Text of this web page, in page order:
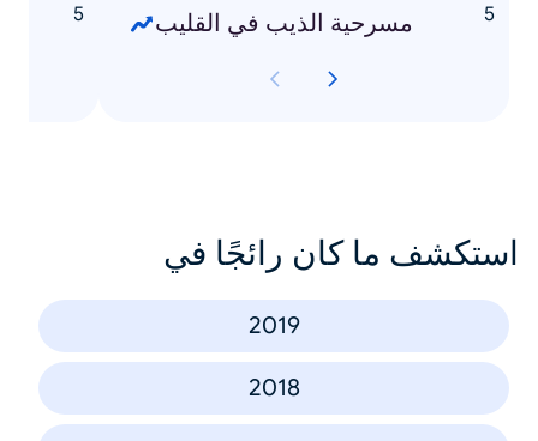
مسرحية الذيب في القليب
استكشف ما كان رائجًا في
2019
2018